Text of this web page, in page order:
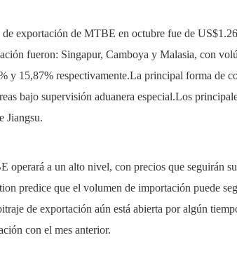
de exportación de MTBE en octubre fue de
fueron: Singapur, Camboya y Malasia, con
y 15,87% respectivamente.La principal forma de
bajo supervisión aduanera especial.Los
Jiangsu.
a un alto nivel, con precios que seguirán
predice que el volumen de importación puede
de exportación aún está abierta por algún
con el mes anterior.